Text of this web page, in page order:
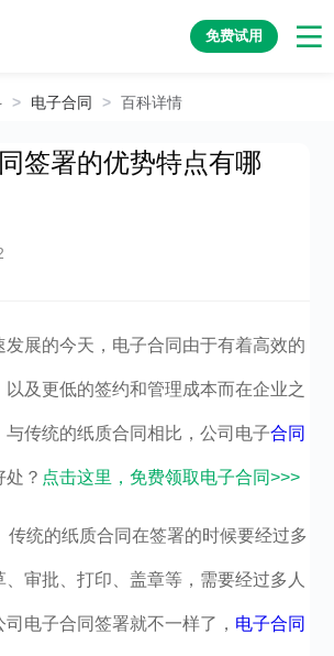
免费试用
> 电子合同 > 百科详情
签署的优势特点有哪
发展的今天，电子合同由于有着高效的
以及更低的签约和管理成本而在企业之
与传统的纸质合同相比，公司电子合同
？ 点击这里，免费领取电子合同>>>
传统的纸质合同在签署的时候要经过多
审批、打印、盖章等，需要经过多人
司电子合同签署就不一样了， 电子合同